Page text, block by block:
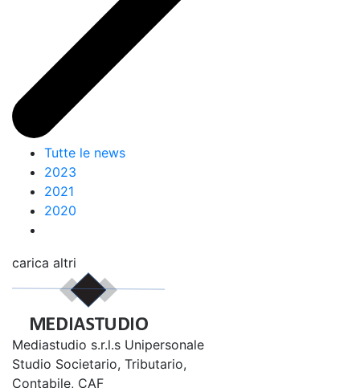
Tutte le news
2023
2021
2020
carica altri
Mediastudio s.r.l.s Unipersonale
Studio Societario, Tributario,
Contabile, CAF